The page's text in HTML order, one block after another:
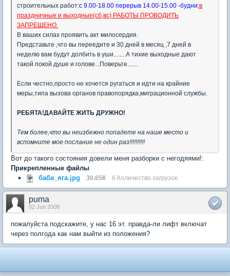
строительных работ:с 9.00-18.00 перерыв 14.00-15.00 -будни;в
праздничные и выходные(сб,вс) РАБОТЫ ПРОВОДИТЬ
ЗАПРЕЩЕНО.
В ваших силах проявить акт милосердия.
Представьте ,что вы переедите и 30 дней в месяц ,7 дней в
неделю вам будут долбить в уши........А тихие выходные дают
такой покой душе и голове...Поверьте.......
Если честно,просто не хочется ругаться и идти на крайние
меры,типа вызова органов правопорядка,миграционной службы.
РЕБЯТА!ДАВАЙТЕ ЖИТЬ ДРУЖНО!
Тем более,что вы неизбежно попадете на наше место и
вспомните мое послание не один раз!!!!!!!!!!
Вот до такого состояния довели меня разборки с негодяями!:
Прикрепленные файлы
баба_яга.jpg
30.65К 6 Количество загрузок:
puma
02 Jun 2008
пожалуйста подскажите, у нас 16 эт. правда-ли лифт включат
через полгода как нам выйти из положения?